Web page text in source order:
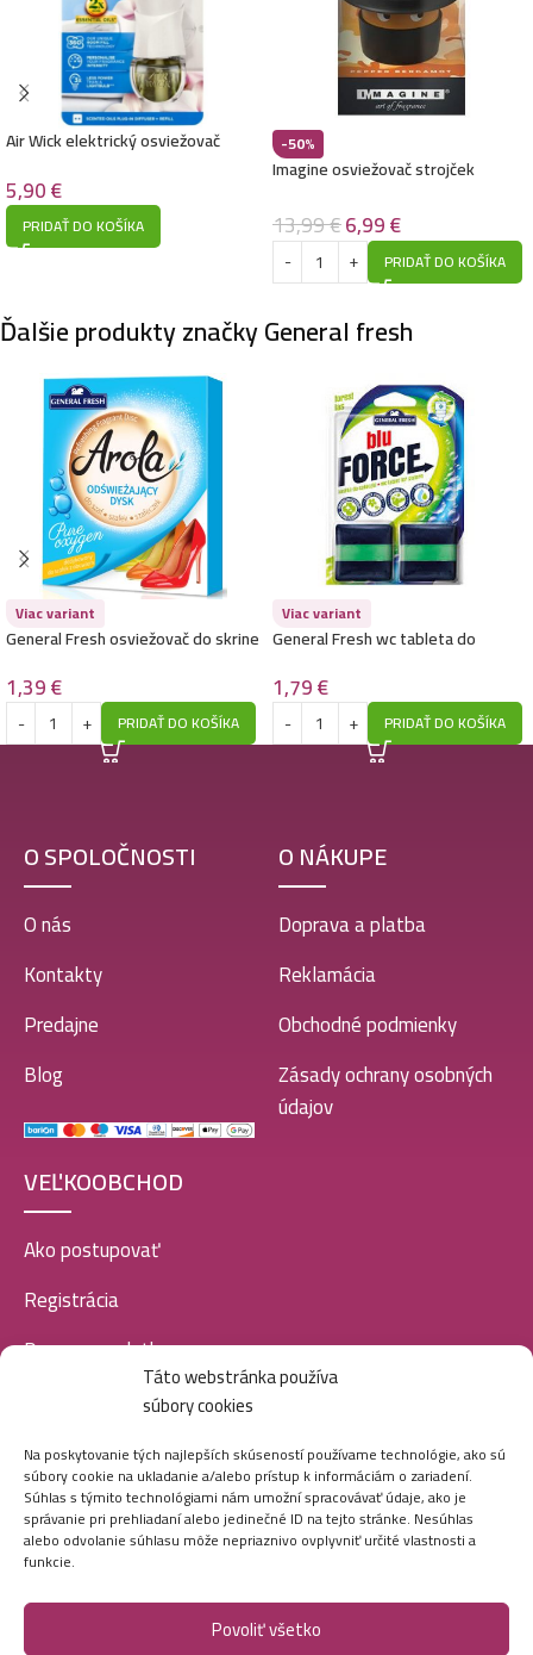
Táto webstránka používa
súbory cookies
Na poskytovanie tých najlepších skúseností používame technológie, ako sú
súbory cookie na ukladanie a/alebo prístup k informáciám o zariadení.
Súhlas s týmito technológiami nám umožní spracovávať údaje, ako je
správanie pri prehliadaní alebo jedinečné ID na tejto stránke. Nesúhlas
alebo odvolanie súhlasu môže nepriaznivo ovplyvniť určité vlastnosti a
funkcie.
Povoliť všetko
Air Wick elektrický osviežovač
Linen & White Orchid
5,90€
PRIDAŤ DO KOŠÍKA
-50%
Imagine osviežovač strojček
Pepper bergamot + 2x Brait Ocean)
13,99€6,99€
PRIDAŤ DO KOŠÍKA
Ďalšie produkty značky General fresh
Viac variant
General Fresh osviežovač do skrine
1,39€
PRIDAŤ DO KOŠÍKA
Viac variant
General Fresh wc tableta do
1,79€
PRIDAŤ DO KOŠÍKA
O SPOLOČNOSTI
O nás
Kontakty
Predajne
Blog
O NÁKUPE
Doprava a platba
Reklamácia
Obchodné podmienky
Zásady ochrany osobných
údajov
VEĽKOOBCHOD
Ako postupovať
Registrácia
Doprava a platba
SOCIÁLNE SIETE
Marei.sk - Všetky práva vyhradené - 2026